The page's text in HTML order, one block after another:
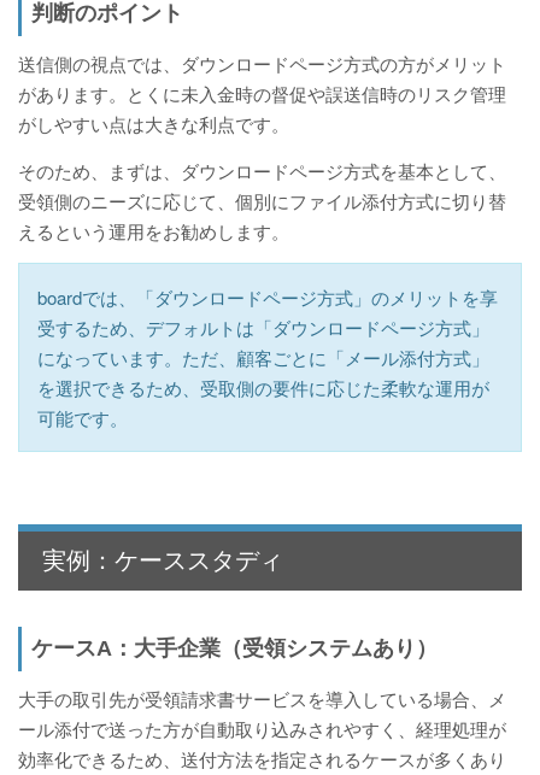
判断のポイント
送信側の視点では、ダウンロードページ方式の方がメリット
があります。とくに未入金時の督促や誤送信時のリスク管理
がしやすい点は大きな利点です。
そのため、まずは、ダウンロードページ方式を基本として、
受領側のニーズに応じて、個別にファイル添付方式に切り替
えるという運用をお勧めします。
boardでは、「ダウンロードページ方式」のメリットを享
受するため、デフォルトは「ダウンロードページ方式」
になっています。ただ、顧客ごとに「メール添付方式」
を選択できるため、受取側の要件に応じた柔軟な運用が
可能です。
実例：ケーススタディ
ケースA：大手企業（受領システムあり）
大手の取引先が受領請求書サービスを導入している場合、メ
ール添付で送った方が自動取り込みされやすく、経理処理が
効率化できるため、送付方法を指定されるケースが多くあり